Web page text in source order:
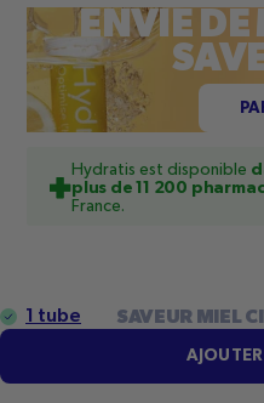
ENVIE DE
Hydratis est disponible
plus de 11 200
France.
1 tube SAVEUR MIEL